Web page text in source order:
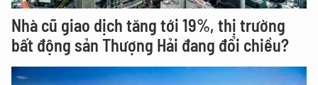
Nhà cũ giao dịch tăng tới 19%, thị trường
bất động sản Thượng Hải đang đổi chiều?